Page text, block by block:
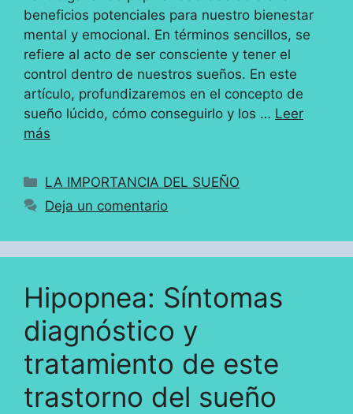
beneficios potenciales para nuestro bienestar
mental y emocional. En términos sencillos, se
refiere al acto de ser consciente y tener el
control dentro de nuestros sueños. En este
artículo, profundizaremos en el concepto de
sueño lúcido, cómo conseguirlo y los … Leer
más
Categorías
LA IMPORTANCIA DEL SUEÑO
Deja un comentario
Hipopnea: Síntomas
diagnóstico y
tratamiento de este
trastorno del sueño